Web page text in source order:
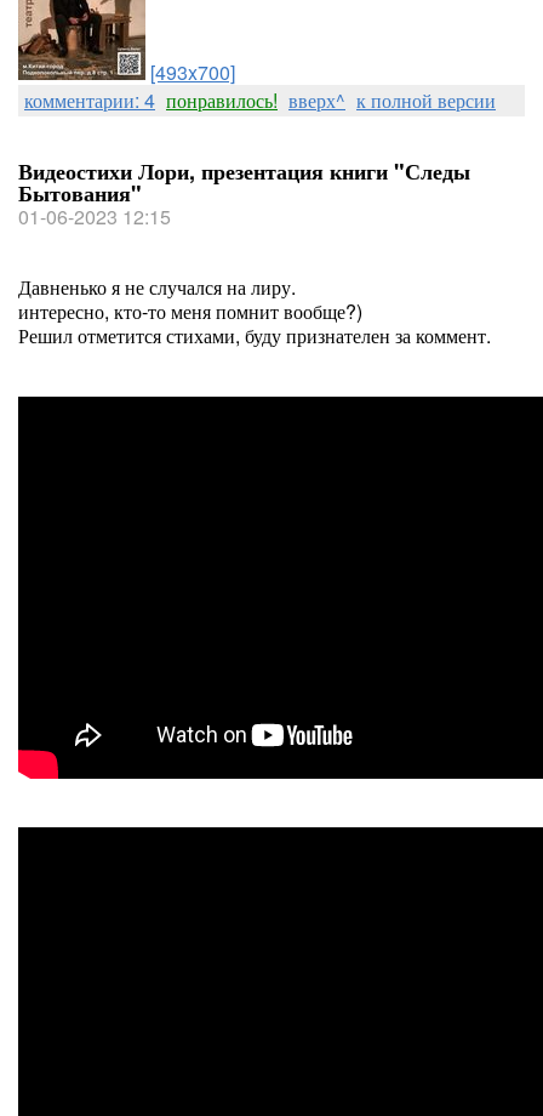
[493x700]
комментарии: 4 понравилось! вверх^ к полной версии
Видеостихи Лори, презентация книги "Следы
Бытования"
01-06-2023 12:15
Давненько я не случался на лиру.
интересно, кто-то меня помнит вообще?)
Решил отметится стихами, буду признателен за коммент.